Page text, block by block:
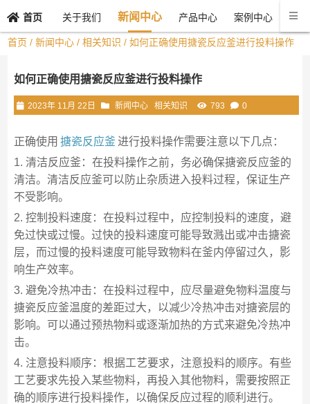
首页 关于我们 新闻中心 产品中心 案例中心 联
首页 /新闻中心 /相关知识 / 如何正确使用搪瓷反应釜进行投料操作
如何正确使用搪瓷反应釜进行投料操作
2023年 11月 22日 新闻中心 相关知识 793 0
正确使用 搪瓷反应釜进行投料操作需要注意以下几点：
1. 清洁反应釜：在投料操作之前，务必确保搪瓷反应釜的
清洁。清洁反应釜可以防止杂质进入投料过程，保证生产
不受影响。
2. 控制投料速度：在投料过程中，应控制投料的速度，避
免过快或过慢。过快的投料速度可能导致溅出或冲击搪瓷
层，而过慢的投料速度可能导致物料在釜内停留过久，影
响生产效率。
3. 避免冷热冲击：在投料过程中，应尽量避免物料温度与
搪瓷反应釜温度的差距过大，以减少冷热冲击对搪瓷层的
影响。可以通过预热物料或逐渐加热的方式来避免冷热冲
击。
4. 注意投料顺序：根据工艺要求，注意投料的顺序。有些
工艺要求先投入某些物料，再投入其他物料，需要按照正
确的顺序进行投料操作，以确保反应过程的顺利进行。